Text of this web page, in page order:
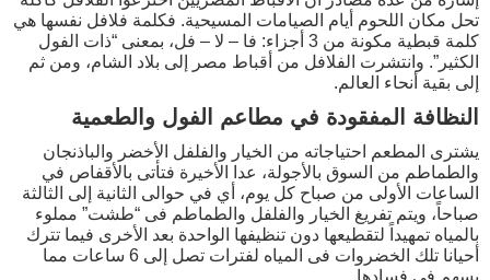
تحل مكان اللحوم أيام الصيامات المسيحية. فكلمة فلافل نفسها هي
كلمة قبطية مكونة من 3 أجزاء: فا – لا – فل، بمعنى “ذات الفول
الكثير”. وانتشرت الفلافل من أقباط مصر إلى بلاد الشام، ومن ثم
إلى بقية أنحاء العالم.
النظافة المفقودة في مطاعم الفول والطعمية
يشترى المطعم احتياجاته من الخيار والفلفل الأخضر والباذنجان
والطماطم من السوق بالأجولة، عدا الأخيرة فتأتى بالأقفاص في
الساعات الأولى من صباح كل يوم، أي في حوالى الثانية إلى الثالثة
صباحاً، ويتم تفريغ الخيار والفلفل والطماطم فى “طشت” مملوء
بالمياه تمهيداً لتقطيعها دون تنظيفها الواحدة بعد الأخرى فيما تترك
أحيانا تلك الخضروات فى المياه لفترات تصل إلى 6 ساعات مما
يسهم فى فسادها.